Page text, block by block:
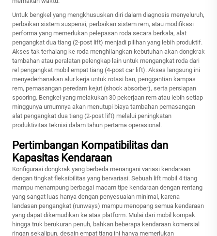
Untuk bengkel yang mengkhususkan diri dalam diagnosis menyeluruh,
perbaikan sistem suspensi, perbaikan sistem rem, atau modifikasi
performa yang memerlukan pelepasan roda secara berkala, alat
pengangkat dua tiang (2-post lift) menjadi pilihan yang lebih produktif.
Akses tak terhalang ke roda menghilangkan kebutuhan akan dongkrak
tambahan atau peralatan pelengkap lain untuk mengangkat roda dari
rel pengangkat mobil empat tiang (4-post car lift). Akses langsung ini
menyederhanakan alur kerja untuk rotasi ban, penggantian kampas
rem, pemasangan peredam kejut (shock absorber), serta persiapan
spooring. Bengkel yang melakukan 30 pekerjaan rem atau lebih setiap
minggunya umumnya akan menutupi biaya tambahan pemasangan
alat pengangkat dua tiang (2-post lift) melalui peningkatan
produktivitas teknisi dalam tahun pertama operasional.
Pertimbangan Kompatibilitas dan
Kapasitas Kendaraan
Konfigurasi dongkrak yang berbeda menangani variasi kendaraan
dengan tingkat fleksibilitas yang bervariasi. Sebuah lift mobil 4 tiang
mampu menampung berbagai macam tipe kendaraan dengan rentang
yang sangat luas hanya dengan penyesuaian minimal, karena
landasan pengangkat (runways) mampu menopang semua kendaraan
yang dapat dikemudikan ke atas platform. Mulai dari mobil kompak
hingga truk berukuran penuh, bahkan beberapa kendaraan komersial
ringan sekalipun, desain empat tiang ini hanya memerlukan